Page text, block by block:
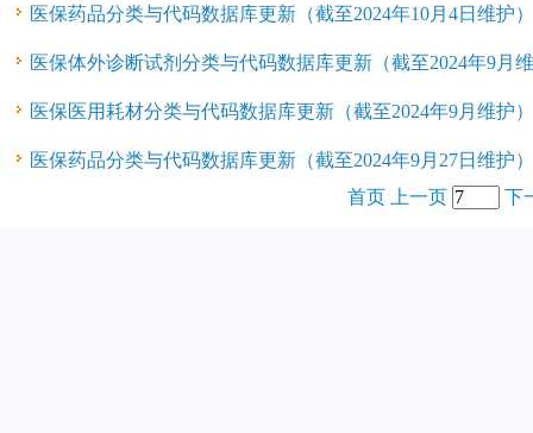
医保药品分类与代码数据库更新（截至2024年10月4日维护）
医保体外诊断试剂分类与代码数据库更新（截至2024年9月
医保医用耗材分类与代码数据库更新（截至2024年9月维护）
医保药品分类与代码数据库更新（截至2024年9月27日维护）
首页
上一页 下